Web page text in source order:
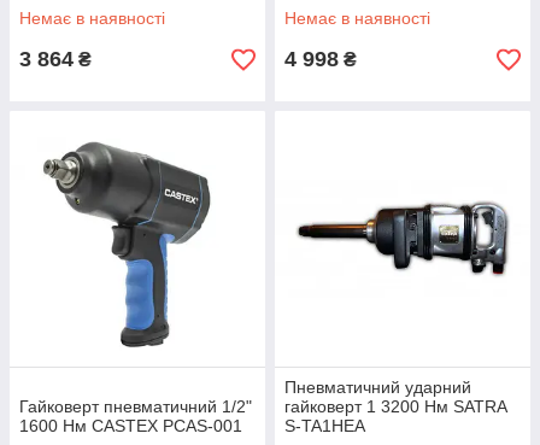
Немає в наявності
3 864 ₴
Немає в наявності
4 998 ₴
Гайковерт пневматичний 1/2"
1600 Нм CASTEX PCAS-001
Пневматичний ударний
гайковерт 1 3200 Нм SATRA
S-TA1HEA